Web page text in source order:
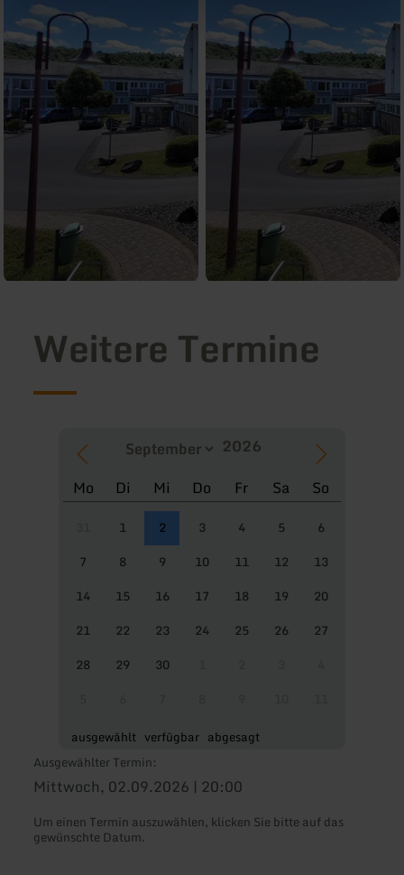
Weitere Termine
Mo Di Mi Do Fr Sa So
1 2 3 4 5
6
7
8 9 10 11 12
13
14
15 16 17 18 19
20
21
22 23 24 25 26
27
28
29 30
ausgewählt verfügbar abgesagt
Ausgewählter Termin:
Mittwoch, 02.09.2026 | 20:00
Um einen Termin auszuwählen, klicken Sie bitte auf das
gewünschte Datum.